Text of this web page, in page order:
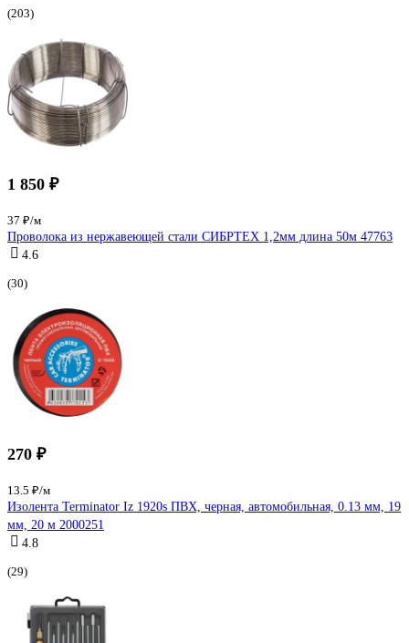
(203)
1 850 ₽
37 ₽/м
Проволока из нержавеющей стали СИБРТЕХ 1,2мм длина 50м 47763
4.6
(30)
270 ₽
13.5 ₽/м
Изолента Terminator Iz 1920s ПВХ, черная, автомобильная, 0.13 мм, 19
мм, 20 м 2000251
4.8
(29)